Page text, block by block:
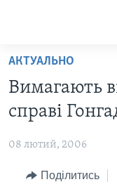
Перейти
матеріалу
Перейти
меню
Перейти
США
УКРАЇНА
АНАЛІТИКА
ПОЛІТИКА В США
АДМІНІСТРАЦІЯ
АКТУАЛЬНО
Вимагають
справi
08 лютий, 2006
Поділитись